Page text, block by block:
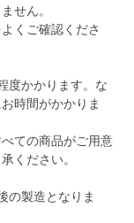
せん。
くご確認くださ
度かかります。な
時間がかかりま
ての商品がご用意
ください。
の製造となりま